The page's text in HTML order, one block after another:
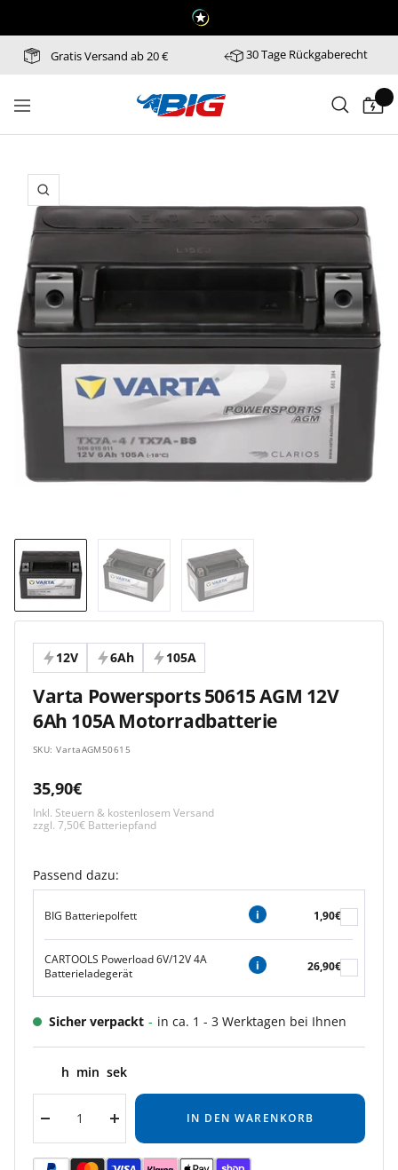
Inhalt
Gratis Versand ab 20 € 30 Tage Rückgaberecht
Navigation
Batterie-
Zoom
12V 6Ah 105A
Varta Powersports 50615 AGM 12V
6Ah 105A Motorradbatterie
SKU:VartaAGM50615
Angebotspreis
35,90€
Inkl. Steuern & kostenlosem Versand
zzgl. 7,50€ Batteriepfand
Passend dazu:
BIG Batteriepolfett 1,90€
CARTOOLS Powerload 6V/12V 4A
Batterieladegerät
26,90€
Sicher verpackt - in ca. 1 - 3 Werktagen bei Ihnen
h min sek
Menge
verringern
Menge
erhöhen
IN DEN WARENKORB